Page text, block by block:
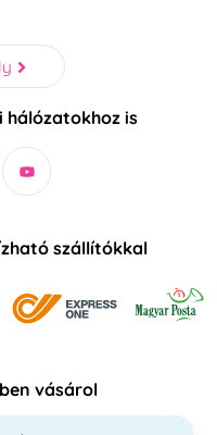
hálózatokhoz is
szállítókkal
vásárol